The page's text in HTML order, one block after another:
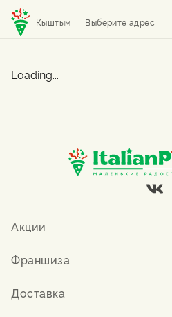
Кыштым Выберите адрес
Loading...
Акции
Франшиза
Доставка